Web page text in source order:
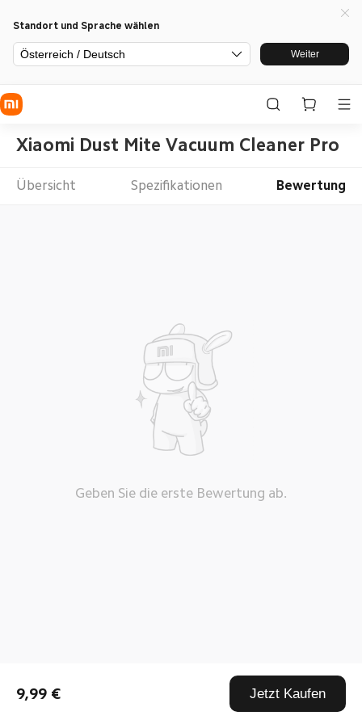
Standort und Sprache wählen
Österreich / Deutsch Weiter
Xiaomi Dust Mite Vacuum Cleaner Pro
9,99 € Jetzt Kaufen
Übersicht Spezifikationen Bewertung
Geben Sie die erste Bewertung ab.